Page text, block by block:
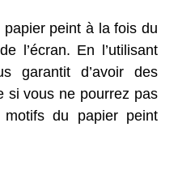
peint à la fois du
l’écran. En l’utilisant
garantit d’avoir des
si vous ne pourrez pas
du papier peint